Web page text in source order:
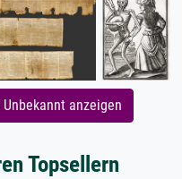
anzeigen
Topsellern